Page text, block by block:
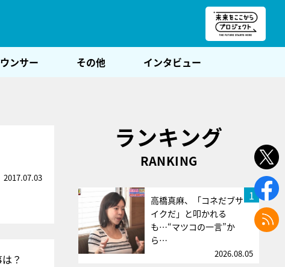
ンサー その他 インタビュー
2017.07.03
？
ランキング
RANKING
1
高橋真麻、「コネだブサ
イクだ」と叩かれる
も…“マツコの一言”か
ら…
2026.08.05